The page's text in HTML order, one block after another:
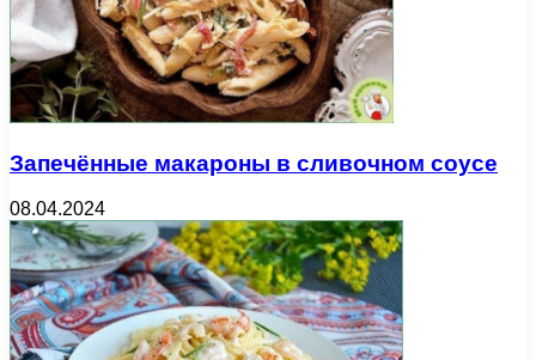
Запечённые макароны в сливочном соусе
08.04.2024